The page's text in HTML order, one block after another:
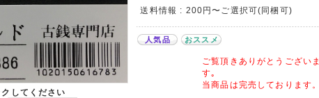
してください
送料情報 : 200円〜ご選択可(同梱可)
人気品 おススメ
ご覧頂きありがとうございま
す｡
当商品は完売しております。